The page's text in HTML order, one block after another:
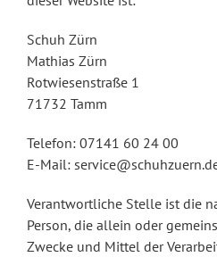
Schuh Zürn
Mathias Zürn
Rotwiesenstraße 1
71732 Tamm
Telefon: 07141 60 24 00
E-Mail:
Verantwortliche Stelle ist die
Person, die allein oder
Zwecke und Mittel der